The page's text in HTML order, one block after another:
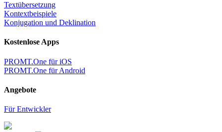
Textübersetzung
Kontextbeispiele
Konjugation und Deklination
Kostenlose Apps
PROMT.One für iOS
PROMT.One für Android
Angebote
Für Entwickler